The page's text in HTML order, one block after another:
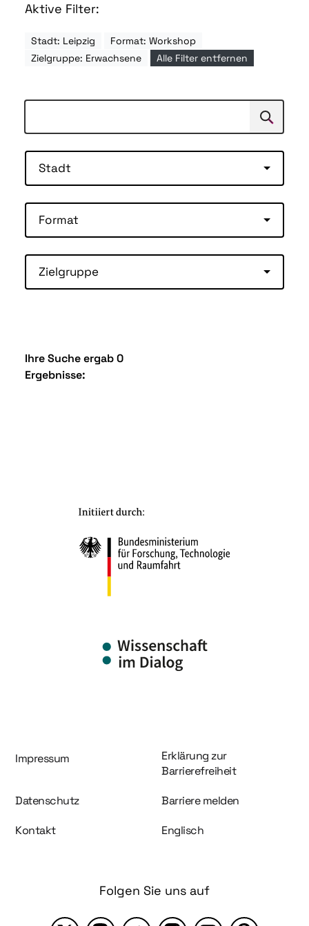
Aktive Filter:
Stadt: Leipzig
Format: Workshop
Zielgruppe: Erwachsene
Alle Filter entfernen
Suchen
Stadt
Format
Zielgruppe
Ihre Suche ergab 0
Ergebnisse:
Information und Service
Impressum
Erklärung zur
Barrierefreiheit
Datenschutz Barriere melden
Kontakt Englisch
Folgen Sie uns auf